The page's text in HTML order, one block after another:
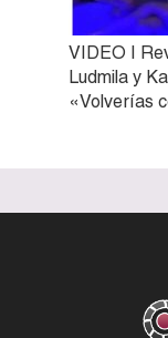
VIDEO |
Ludmila y
«Volverías